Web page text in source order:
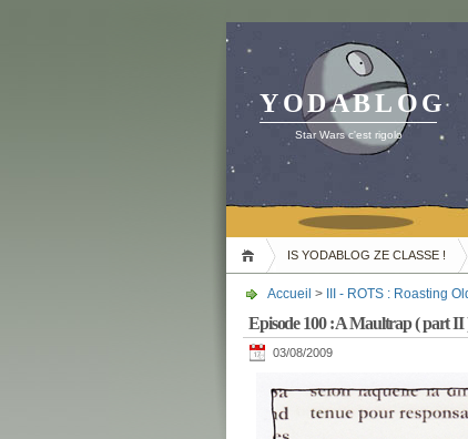
YODABLOG
Star Wars c'est rigolo
IS YODABLOG ZE CLASSE !
Accueil > III - ROTS : Roasting
Episode 100 : A Maultrap ( part II
03/08/2009